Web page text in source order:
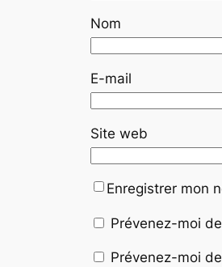
Nom
E-mail
Site web
Enregistrer mon
Prévenez-moi
Prévenez-moi